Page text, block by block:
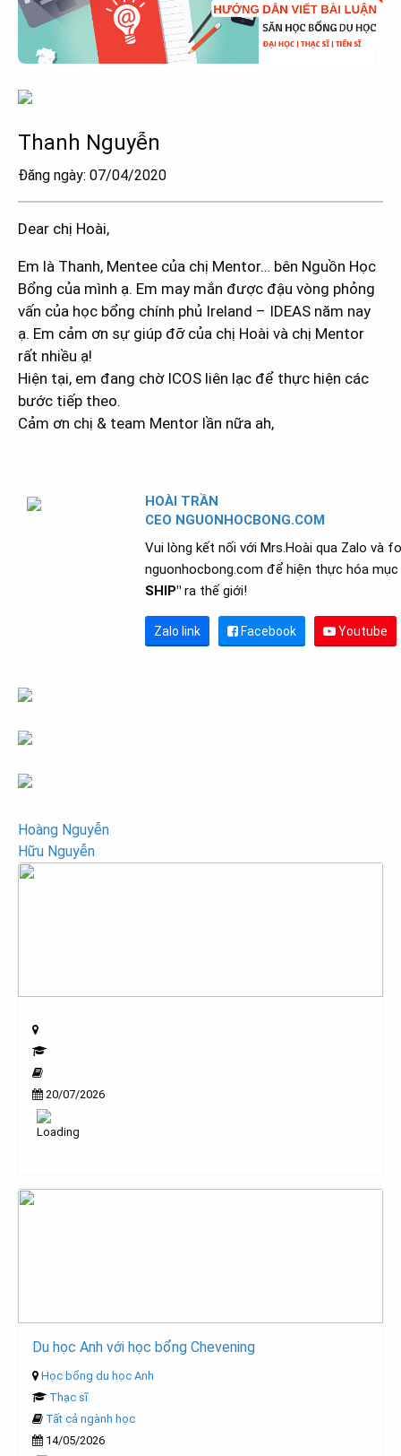
Thanh Nguyễn
Đăng ngày: 07/04/2020
Dear chị Hoài,
Em là Thanh, Mentee của chị Mentor… bên Nguồn Học
Bổng của mình ạ. Em may mắn được đậu vòng phỏng
vấn của học bổng chính phủ Ireland – IDEAS năm nay
ạ. Em cảm ơn sự giúp đỡ của chị Hoài và chị Mentor
rất nhiều ạ!
Hiện tại, em đang chờ ICOS liên lạc để thực hiện các
bước tiếp theo.
Cảm ơn chị & team Mentor lần nữa ah,
HOÀI TRẦN
CEO NGUONHOCBONG.COM
Vui lòng kết nối với Mrs.Hoài qua Zalo và
nguonhocbong.com để hiện thực hóa
SHIP" ra thế giới!
Zalo link Facebook Youtube
Post
navigation
Hoàng Nguyễn
Hữu Nguyễn
20/07/2026
Du học Anh với học bổng Chevening
Học bổng du học Anh
Thạc sĩ
Tất cả ngành học
14/05/2026